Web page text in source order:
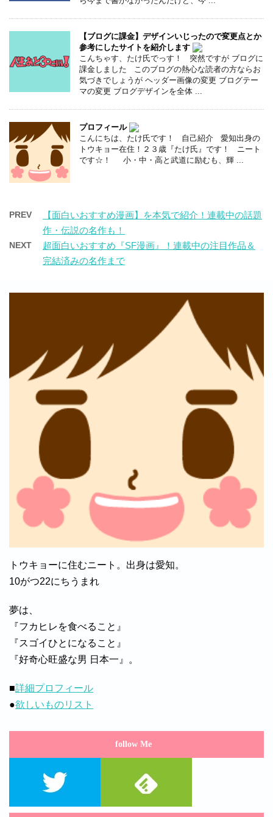
【ブログに課金】デザインいじったので変更点とか
参考にしたサイトを紹介します
こんちゃす、たけ氏でっす！ 突然ですが ブログに
課金しました このブログの熱心な読者の方ならお
気づきでしょうが ヘッダー画像の変更 ブログテー
マの変更 ブログデザインを全体 ...
プロフィール
こんにちは、たけ氏です！ 自己紹介 愛知出身の
トウキョー在住！２３歳『たけ氏』です！ ニート
です☆！ 小・中・高と武道に励むも、輝 ...
PREV
【面白いおすすめ漫画】を本気で紹介！連載中の話題
作・伝説の名作も！
NEXT
超面白いおすすめ『SF漫画』！連載中の注目作品＆
完結済みの名作まで
トウキョーに住むニート。出身は愛知。
10がつ22にちうまれ
夢は、
『フカヒレを食べること』
『スゴイひとになること』
『好奇心旺盛な男 日本一』。
■詳細プロフィール
●欲しいものリスト
follow Me